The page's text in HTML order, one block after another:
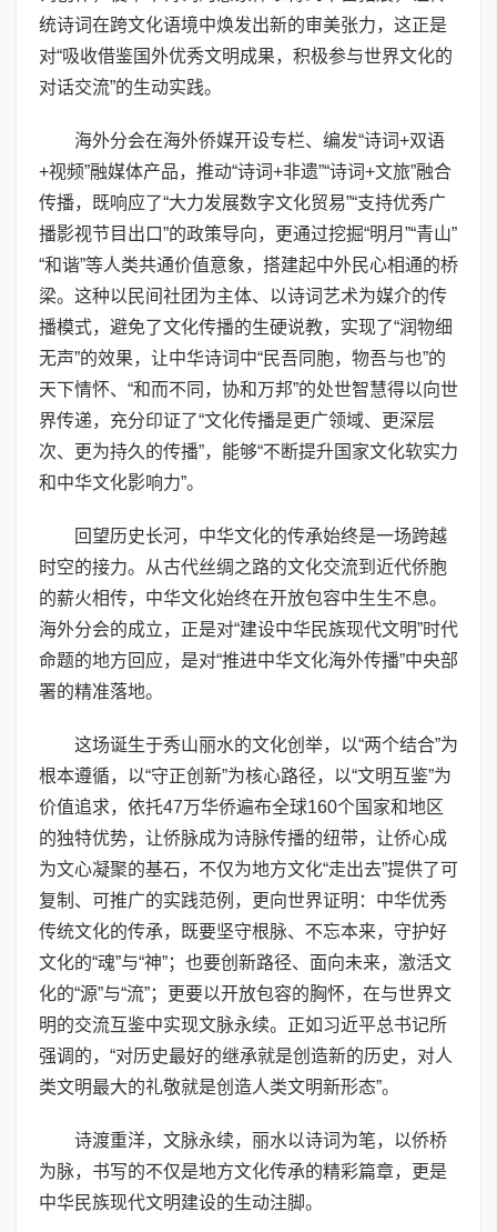
统诗词在跨文化语境中焕发出新的审美张力，这正是
对“吸收借鉴国外优秀文明成果，积极参与世界文化的
对话交流”的生动实践。
海外分会在海外侨媒开设专栏、编发“诗词+双语
+视频”融媒体产品，推动“诗词+非遗”“诗词+文旅”融合
传播，既响应了“大力发展数字文化贸易”“支持优秀广
播影视节目出口”的政策导向，更通过挖掘“明月”“青山”
“和谐”等人类共通价值意象，搭建起中外民心相通的桥
梁。这种以民间社团为主体、以诗词艺术为媒介的传
播模式，避免了文化传播的生硬说教，实现了“润物细
无声”的效果，让中华诗词中“民吾同胞，物吾与也”的
天下情怀、“和而不同，协和万邦”的处世智慧得以向世
界传递，充分印证了“文化传播是更广领域、更深层
次、更为持久的传播”，能够“不断提升国家文化软实力
和中华文化影响力”。
回望历史长河，中华文化的传承始终是一场跨越
时空的接力。从古代丝绸之路的文化交流到近代侨胞
的薪火相传，中华文化始终在开放包容中生生不息。
海外分会的成立，正是对“建设中华民族现代文明”时代
命题的地方回应，是对“推进中华文化海外传播”中央部
署的精准落地。
这场诞生于秀山丽水的文化创举，以“两个结合”为
根本遵循，以“守正创新”为核心路径，以“文明互鉴”为
价值追求，依托47万华侨遍布全球160个国家和地区
的独特优势，让侨脉成为诗脉传播的纽带，让侨心成
为文心凝聚的基石，不仅为地方文化“走出去”提供了可
复制、可推广的实践范例，更向世界证明：中华优秀
传统文化的传承，既要坚守根脉、不忘本来，守护好
文化的“魂”与“神”；也要创新路径、面向未来，激活文
化的“源”与“流”；更要以开放包容的胸怀，在与世界文
明的交流互鉴中实现文脉永续。正如习近平总书记所
强调的，“对历史最好的继承就是创造新的历史，对人
类文明最大的礼敬就是创造人类文明新形态”。
诗渡重洋，文脉永续，丽水以诗词为笔，以侨桥
为脉，书写的不仅是地方文化传承的精彩篇章，更是
中华民族现代文明建设的生动注脚。